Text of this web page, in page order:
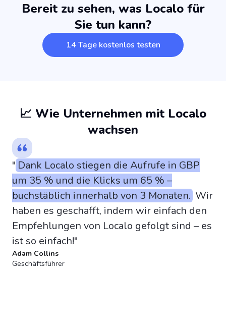
Bereit zu sehen, was Localo für
Sie tun kann?
14 Tage kostenlos testen
📈 Wie Unternehmen mit Localo
wachsen